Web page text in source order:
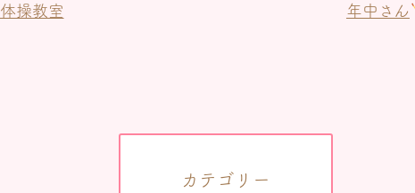
体操教室 年中さん
カテゴリー